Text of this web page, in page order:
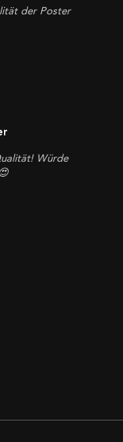
der Poster
Würde